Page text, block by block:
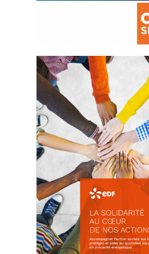
La prévention des conflits
d’intérêts
18 septembre 2023
FEUILLETER